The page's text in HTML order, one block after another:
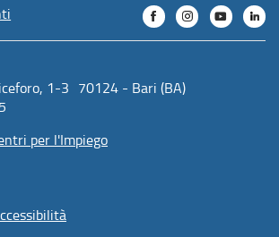
1-3 70124 - Bari (BA)
per l'Impiego